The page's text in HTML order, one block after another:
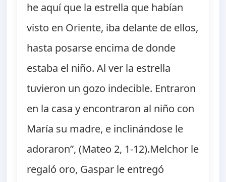
he aquí que la estrella que habían
visto en Oriente, iba delante de ellos,
hasta posarse encima de donde
estaba el niño. Al ver la estrella
tuvieron un gozo indecible. Entraron
en la casa y encontraron al niño con
María su madre, e inclinándose le
adoraron”, (Mateo 2, 1-12).Melchor le
regaló oro, Gaspar le entregó